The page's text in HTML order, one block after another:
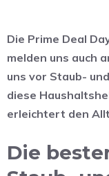
Die Prime Deal
melden uns auch
uns vor Staub-
diese
erleichtert den
Die